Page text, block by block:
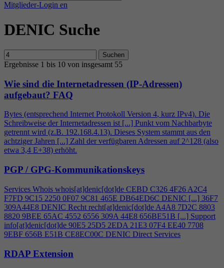
Mitglieder-Login en
DENIC Suche
Suchen
Ergebnisse 1 bis 10 von insgesamt 55
Wie sind die Internetadressen (IP-Adressen)
aufgebaut? FAQ
Bytes (entsprechend Internet Protokoll Version 4, kurz IPv4). Die
Schreibweise der Internetadressen ist [...] Punkt vom Nachbarbyte
getrennt wird (z.B. 192.168.4.13). Dieses System stammt aus den
achtziger Jahren [...] Zahl der verfügbaren Adressen auf 2^128 (also
etwa 3,4 E+38) erhöht.
PGP / GPG-Kommunikationskeys
Services Whois whois[at]denic[dot]de CEBD C326 4F26 A2C4
F7FD 9C15 2250 0F07 9C81 465E DB64ED6C DENIC [...] 36F7
309A44E8 DENIC Recht recht[at]denic[dot]de A4A8 7D2C 8803
8820 9BEE 65AC 4552 6556 309A 44E8 656BE51B [...] Support
info[at]denic[dot]de 90E5 25D5 2EDA 21E3 07F4 EE40 7708
9EBF 656B E51B CE8EC00C DENIC Direct Services
RDAP Extension